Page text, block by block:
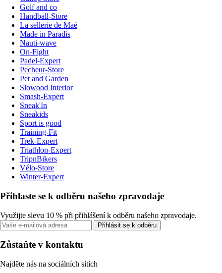
Golf and co
Handball-Store
La sellerie de Maé
Made in Paradis
Nauti-wave
On-Fight
Padel-Expert
Pecheur-Store
Pet and Garden
Slowood Interior
Smash-Expert
Sneak'In
Sneakids
Sport is good
Training-Fit
Trek-Expert
Triathlon-Expert
TripnBikers
Vélo-Store
Winter-Expert
Přihlaste se k odběru našeho zpravodaje
Využijte slevu 10 % při přihlášení k odběru našeho zpravodaje.
Přihlásit se k odběru
Zůstaňte v kontaktu
Najděte nás na sociálních sítích